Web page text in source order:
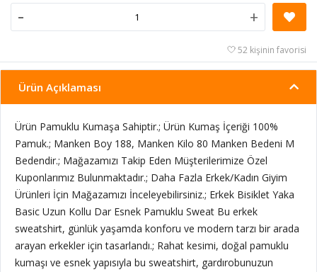
- +
52 kişinin favorisi
Ürün Açıklaması
Ürün Pamuklu Kumaşa Sahiptir.; Ürün Kumaş İçeriği 100%
Pamuk.; Manken Boy 188, Manken Kilo 80 Manken Bedeni M
Bedendir.; Mağazamızı Takip Eden Müşterilerimize Özel
Kuponlarımız Bulunmaktadır.; Daha Fazla Erkek/Kadın Giyim
Ürünleri İçin Mağazamızı İnceleyebilirsiniz.; Erkek Bisiklet Yaka
Basic Uzun Kollu Dar Esnek Pamuklu Sweat Bu erkek
sweatshirt, günlük yaşamda konforu ve modern tarzı bir arada
arayan erkekler için tasarlandı.; Rahat kesimi, doğal pamuklu
kumaşı ve esnek yapısıyla bu sweatshirt, gardırobunuzun